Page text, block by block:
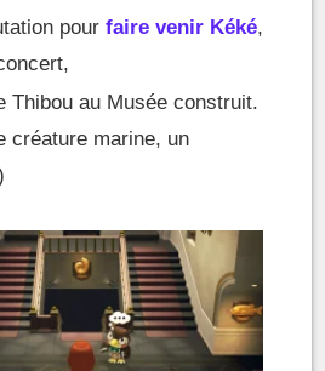
pour faire venir Kéké,
Thibou au Musée construit.
créature marine, un